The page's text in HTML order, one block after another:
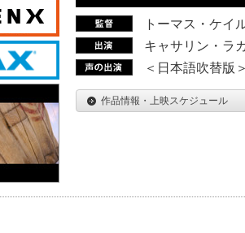
トーマス・ケイ
キャサリン・ラ
＜日本語吹替版
作品情報・上映スケジュール